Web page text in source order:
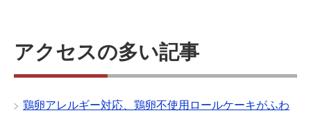
アクセスの多い記事
鶏卵アレルギー対応、鶏卵不使用ロールケーキがふわ